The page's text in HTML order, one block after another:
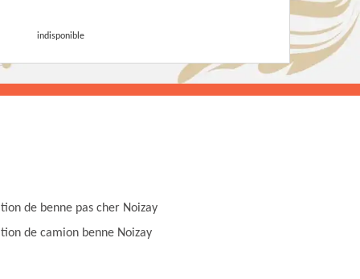
indisponible
de benne pas cher Noizay
de camion benne Noizay